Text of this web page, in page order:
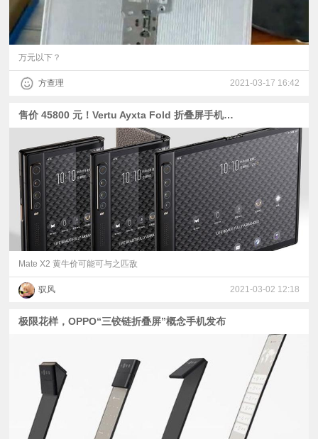
万元以下？
方查理 2021-03-17 16:42
售价 45800 元！Vertu Ayxta Fold 折叠屏手机国内上架
Mate X2 黄牛价可能可与之匹敌
驭风 2021-03-02 12:18
极限花样，OPPO“三铰链折叠屏”概念手机发布